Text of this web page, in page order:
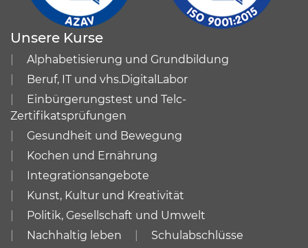
Unsere Kurse
Alphabetisierung und Grundbildung
Beruf, IT und vhs.DigitalLabor
Einbürgerungstest und Telc-
Zertifikatsprüfungen
Gesundheit und Bewegung
Kochen und Ernährung
Integrationsangebote
Kunst, Kultur und Kreativität
Politik, Gesellschaft und Umwelt
Nachhaltig leben
Schulabschlüsse